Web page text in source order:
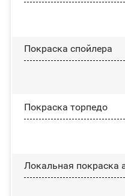
Покраска спойлера
Покраска торпедо
Локальная покраска